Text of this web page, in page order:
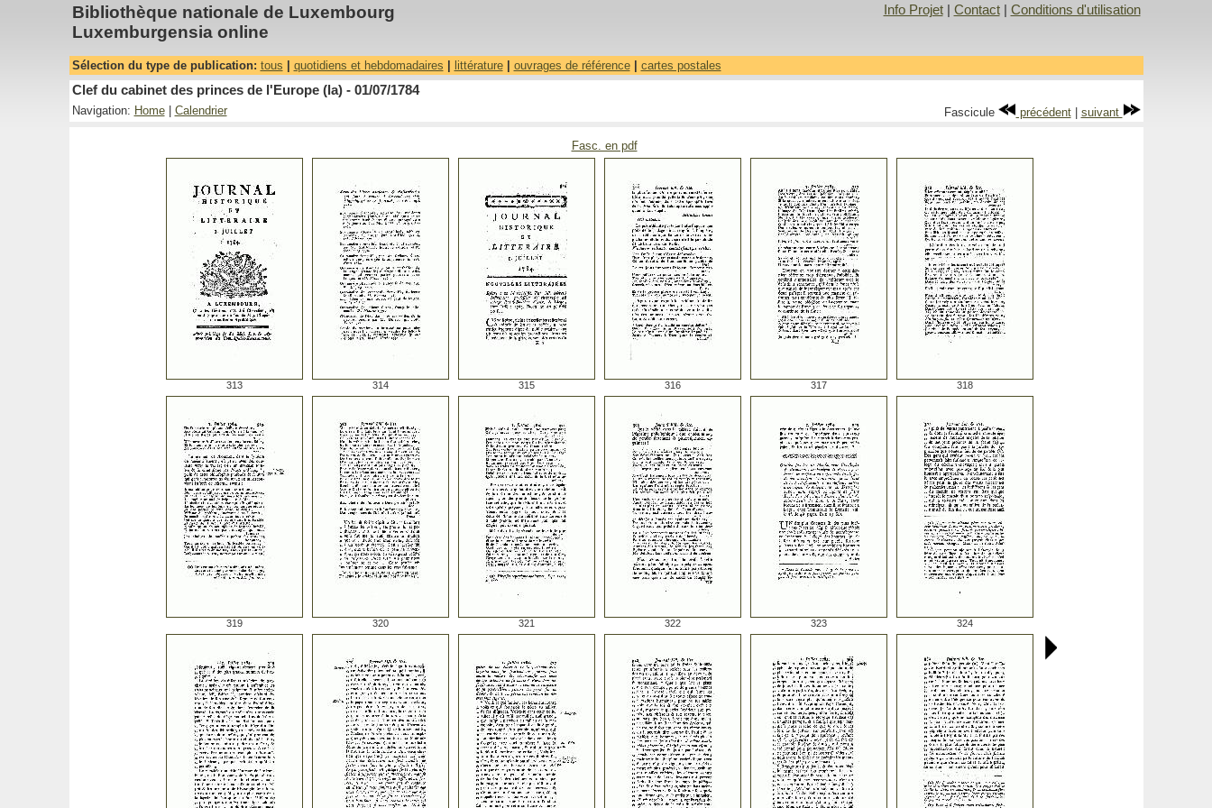
Bibliothèque nationale de Luxembourg
Luxemburgensia online
Info Projet| Contact| Conditions d'utilisation
Sélection du type de publication: tous quotidiens et hebdomadaires littérature| ouvrages de référence| cartes postales
Clef du cabinet des princes de l'Europe (la) - 01/07/1784
Navigation: Home| Calendrier Fascicule précédent| suivant
Fasc. en pdf
313 314 315 316 317 318
319 320 321 322 323 324